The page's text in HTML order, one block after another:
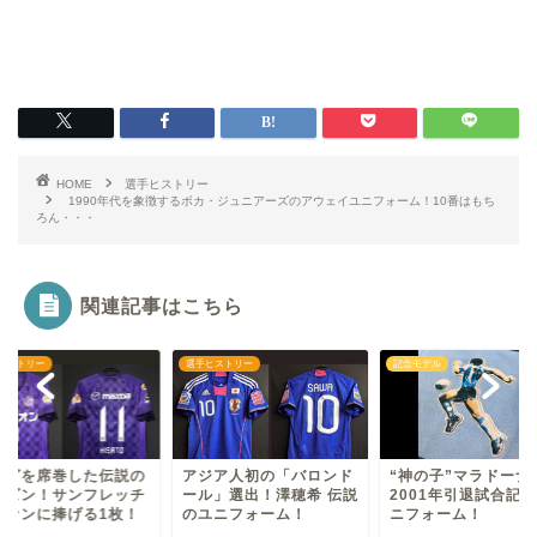
HOME
選手ヒストリー
1990年代を象徴するボカ・ジュニアーズのアウェイユニフォーム！10番はもち
ろん・・・
関連記事はこちら
ストリー
グを席巻した伝説の
ズン！サンフレッチ
ァンに捧げる1枚！
選手ヒストリー
アジア人初の「バロンド
ール」選出！澤穂希 伝説
のユニフォーム！
記念モデル
“神の子”マラドーナ
2001年引退試合記
ニフォーム！